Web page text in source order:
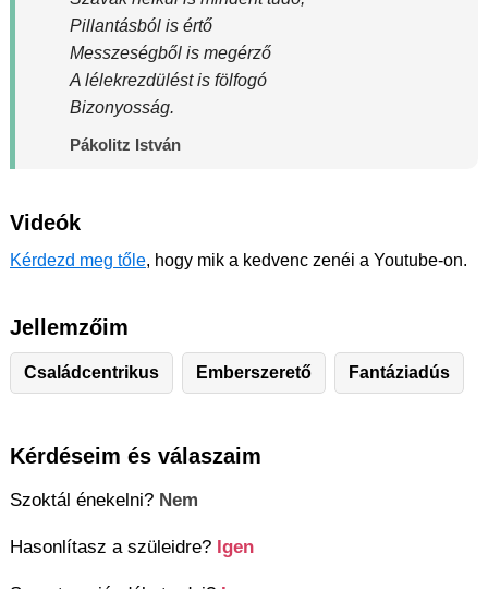
Pillantásból is értő
Messzeségből is megérző
A lélekrezdülést is fölfogó
Bizonyosság.
Pákolitz István
Videók
Kérdezd meg tőle, hogy mik a kedvenc zenéi a Youtube-on.
Jellemzőim
Családcentrikus Emberszerető Fantáziadús
Kérdéseim és válaszaim
Szoktál énekelni? Nem
Hasonlítasz a szüleidre? Igen